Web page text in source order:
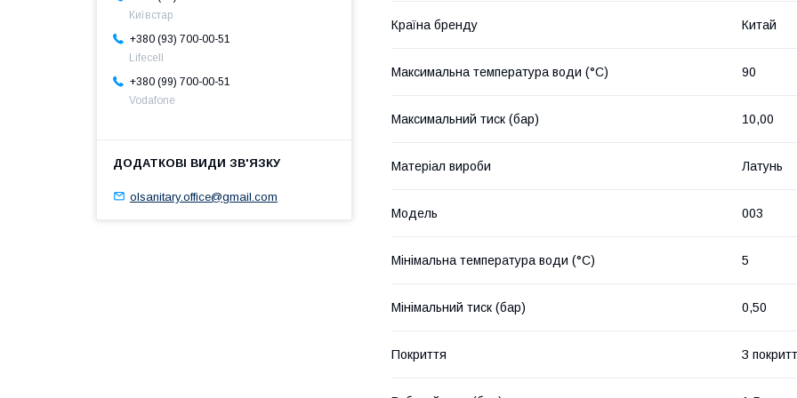
Країна бренду Китай
Максимальна температура води (°C) 90
Максимальний тиск (бар) 10,00
Матеріал вироби Латунь
Мoдель 003
Мінімальна температура води (°C) 5
Мінімальний тиск (бар) 0,50
Покриття З
Київстар
+380 (93) 700-00-51
Lifecell
+380 (99) 700-00-51
Vodafone
olsanitary.office@gmail.com